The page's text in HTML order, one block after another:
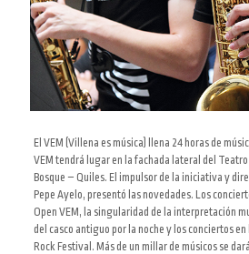
El VEM (Villena es música) llena 24 horas de
VEM tendrá lugar en la fachada lateral del
Bosque – Quiles. El impulsor de la iniciativa y
Pepe Ayelo, presentó las novedades. Los
Open VEM, la singularidad de la interpretación
del casco antiguo por la noche y los conciertos en
Rock Festival. Más de un millar de músicos se